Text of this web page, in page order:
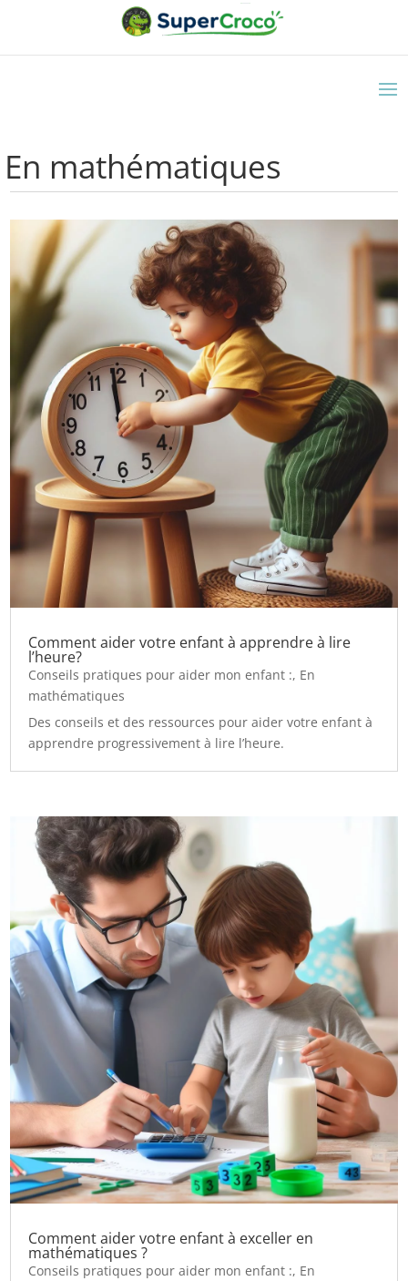
En mathématiques
Comment aider votre enfant à apprendre à lire
l’heure?
Conseils pratiques pour aider mon enfant :, En
mathématiques
Des conseils et des ressources pour aider votre enfant à
apprendre progressivement à lire l’heure.
Comment aider votre enfant à exceller en
mathématiques ?
Conseils pratiques pour aider mon enfant :, En